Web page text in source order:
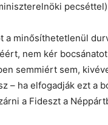
pecséttel)
a minősíthetetlenül
nem kér
semmiért sem,
– ha elfogadják ezt a
a Fideszt a